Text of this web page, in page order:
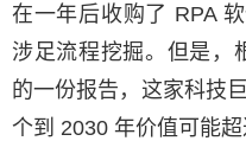
在一年后收购了 RPA
涉足流程挖掘。但是，
的一份报告，这家科技
个到 2030 年价值可能